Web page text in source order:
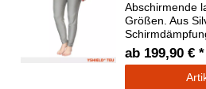
Abschirmende
Größen. Aus
ab 199,90 € *